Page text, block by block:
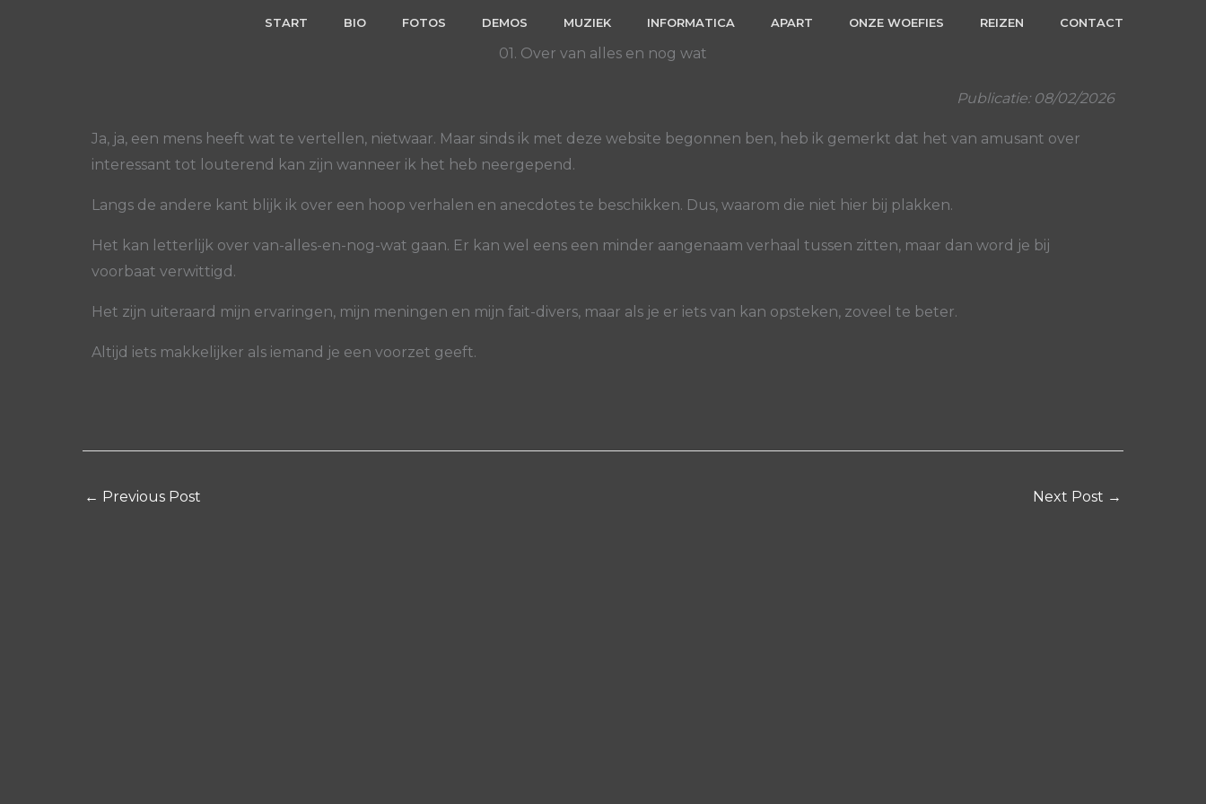
START BIO FOTOS DEMOS MUZIEK INFORMATICA APART ONZE WOEFIES REIZEN CONTACT
01. Over van alles en nog wat
Publicatie: 08/02/2026
Ja, ja, een mens heeft wat te vertellen, nietwaar. Maar sinds ik met deze website begonnen ben, heb ik gemerkt dat het van amusant over
interessant tot louterend kan zijn wanneer ik het heb neergepend.
Langs de andere kant blijk ik over een hoop verhalen en anecdotes te beschikken. Dus, waarom die niet hier bij plakken.
Het kan letterlijk over van-alles-en-nog-wat gaan. Er kan wel eens een minder aangenaam verhaal tussen zitten, maar dan word je bij
voorbaat verwittigd.
Het zijn uiteraard mijn ervaringen, mijn meningen en mijn fait-divers, maar als je er iets van kan opsteken, zoveel te beter.
Altijd iets makkelijker als iemand je een voorzet geeft.
← Previous Post Next Post →